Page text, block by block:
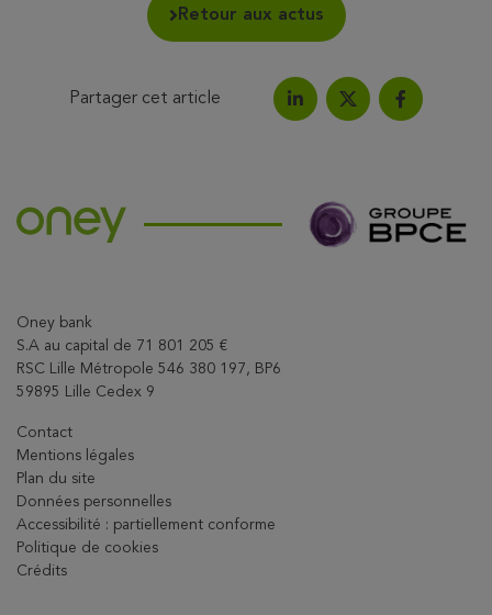
Retour aux actus
Partager cet article
Partagez l'article sur
Partagez l'article
Partagez
Oney bank
S.A au capital de 71 801 205 €
RSC Lille Métropole 546 380 197, BP6
59895 Lille Cedex 9
Contact
Mentions légales
Plan du site
Données personnelles
Accessibilité : partiellement conforme
Politique de cookies
Crédits